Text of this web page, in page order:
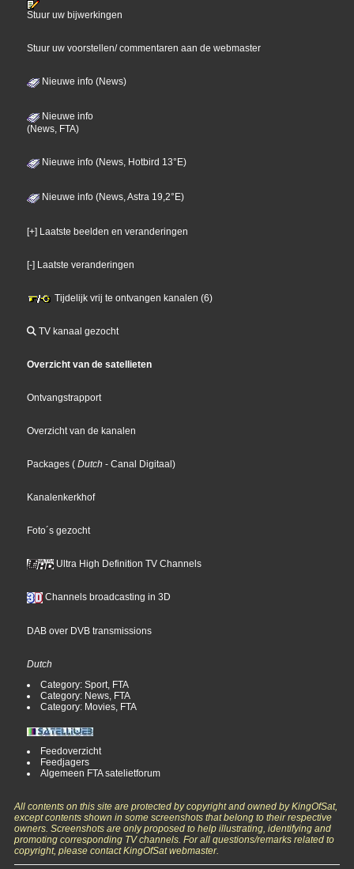
Stuur uw bijwerkingen
Stuur uw voorstellen/ commentaren aan de webmaster
Nieuwe info (News)
Nieuwe info
(News, FTA)
Nieuwe info (News, Hotbird 13°E)
Nieuwe info (News, Astra 19,2°E)
[+] Laatste beelden en veranderingen
[-] Laatste veranderingen
Tijdelijk vrij te ontvangen kanalen (6)
TV kanaal gezocht
Overzicht van de satellieten
Ontvangstrapport
Overzicht van de kanalen
Packages ( Dutch - Canal Digitaal)
Kanalenkerkhof
Foto´s gezocht
Ultra High Definition TV Channels
Channels broadcasting in 3D
DAB over DVB transmissions
Dutch
Category: Sport, FTA
Category: News, FTA
Category: Movies, FTA
Feedoverzicht
Feedjagers
Algemeen FTA satelietforum
All contents on this site are protected by copyright and owned by KingOfSat,
except contents shown in some screenshots that belong to their respective
owners. Screenshots are only proposed to help illustrating, identifying and
promoting corresponding TV channels. For all questions/remarks related to
copyright, please contact KingOfSat webmaster.